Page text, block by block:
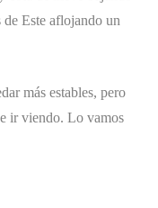
Este aflojando un
más estables, pero
ir viendo. Lo vamos